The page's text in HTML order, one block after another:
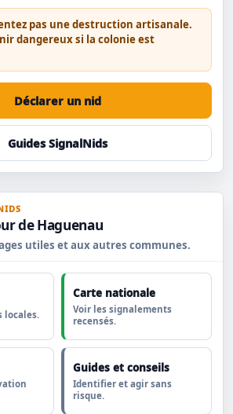
pas une destruction artisanale.
dangereux si la colonie est
Déclarer un nid
Guides SignalNids
de Haguenau
utiles et aux autres communes.
locales.
Carte nationale
Voir les signalements
recensés.
Guides et conseils
Identifier et agir sans
risque.